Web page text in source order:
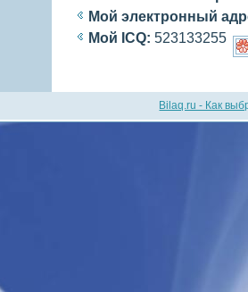
Мой электронный
Мой ICQ: 523133255
Bilaq.ru - Как